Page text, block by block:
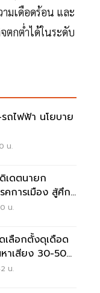
มเดือดร้อน และ
ตกต่ำได้ในระดับ
ถไฟฟ้า นโยบาย
น.
เดตนายก
การเมือง สู้ศึก
น.
เลือกตั้งดุเดือด
าเสียง 30-50
น.